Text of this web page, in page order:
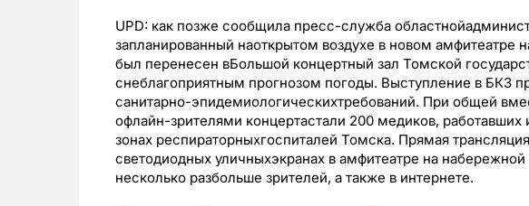
UPD: как позже сообщила пресс-служба
запланированный наоткрытом воздухе в новом амфитеатре
был перенесен вБольшой концертный зал Томской
снеблагоприятным прогнозом погоды. Выступление в БКЗ
санитарно-эпидемиологическихтребований. При общей
офлайн-зрителями концертастали 200 медиков,
зонах респираторныхгоспиталей Томска. Прямая
светодиодных уличныхэкранах в амфитеатре на
несколько разбольше зрителей, а также в интернете.